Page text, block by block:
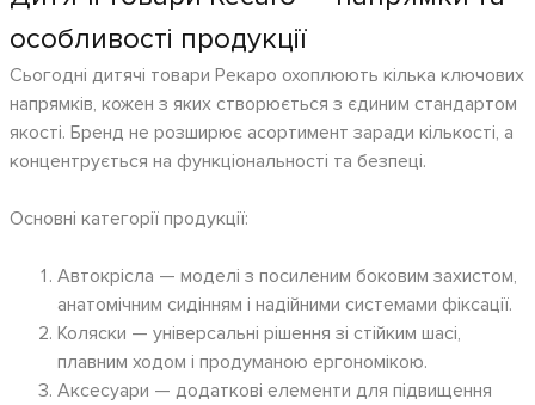
особливості продукції
Сьогодні дитячі товари Рекаро охоплюють кілька ключових
напрямків, кожен з яких створюється з єдиним стандартом
якості. Бренд не розширює асортимент заради кількості, а
концентрується на функціональності та безпеці.
Основні категорії продукції:
Автокрісла — моделі з посиленим боковим захистом,
анатомічним сидінням і надійними системами фіксації.
Коляски — універсальні рішення зі стійким шасі,
плавним ходом і продуманою ергономікою.
Аксесуари — додаткові елементи для підвищення